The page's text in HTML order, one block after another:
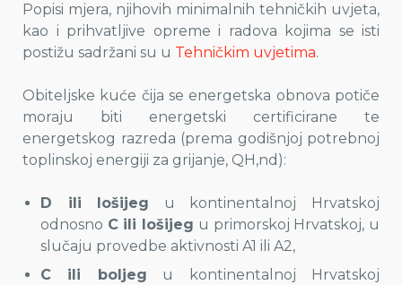
Popisi mjera, njihovih minimalnih tehničkih uvjeta,
kao i prihvatljive opreme i radova kojima se isti
postižu sadržani su u Tehničkim uvjetima.
Obiteljske kuće čija se energetska obnova potiče
moraju biti energetski certificirane te
energetskog razreda (prema godišnjoj potrebnoj
toplinskoj energiji za grijanje, QH,nd):
D ili lošijeg u kontinentalnoj Hrvatskoj
odnosno C ili lošijeg u primorskoj Hrvatskoj, u
slučaju provedbe aktivnosti A1 ili A2,
C ili boljeg u kontinentalnoj Hrvatskoj